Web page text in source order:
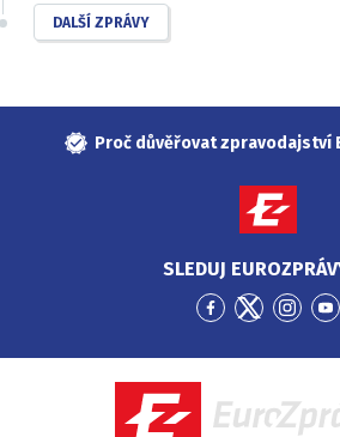
DALŠÍ ZPRÁVY
Proč důvěřovat zpravodajství
SLEDUJ
Přejít
Facebook
Přejít
Twitter
Přejít
EuroZprávy.cz